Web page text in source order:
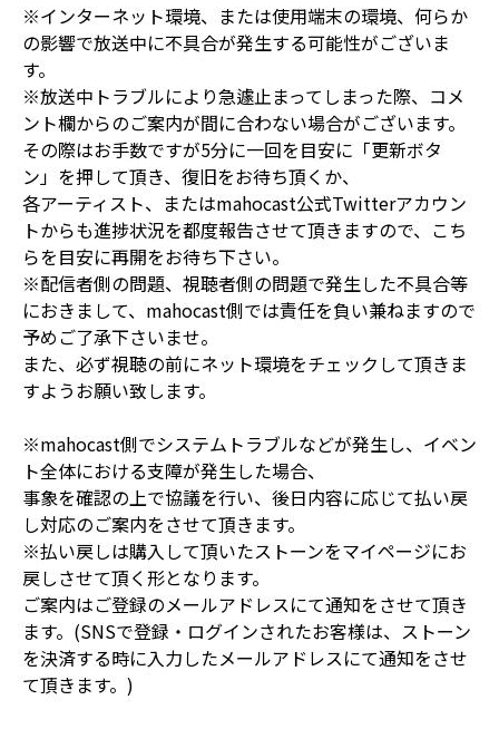
※インターネット環境、または使用端末の環境、何らか
の影響で放送中に不具合が発生する可能性がございま
す。
※放送中トラブルにより急遽止まってしまった際、コメ
ント欄からのご案内が間に合わない場合がございます。
その際はお手数ですが5分に一回を目安に「更新ボタ
ン」を押して頂き、復旧をお待ち頂くか、
各アーティスト、またはmahocast公式Twitterアカウン
トからも進捗状況を都度報告させて頂きますので、こち
らを目安に再開をお待ち下さい。
※配信者側の問題、視聴者側の問題で発生した不具合等
におきまして、mahocast側では責任を負い兼ねますので
予めご了承下さいませ。
また、必ず視聴の前にネット環境をチェックして頂きま
すようお願い致します。
※mahocast側でシステムトラブルなどが発生し、イベン
ト全体における支障が発生した場合、
事象を確認の上で協議を行い、後日内容に応じて払い戻
し対応のご案内をさせて頂きます。
※払い戻しは購入して頂いたストーンをマイページにお
戻しさせて頂く形となります。
ご案内はご登録のメールアドレスにて通知をさせて頂き
ます。(SNSで登録・ログインされたお客様は、ストーン
を決済する時に入力したメールアドレスにて通知をさせ
て頂きます。)